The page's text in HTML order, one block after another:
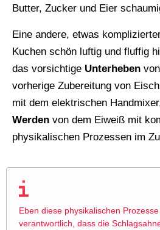
Butter, Zucker und Eier
Eine andere, etwas
Kuchen schön luftig und fluffig
das vorsichtige Unterheben von
vorherige Zubereitung von
mit dem elektrischen
Werden von dem Eiweiß mit
physikalischen Prozessen im
Eben diese physikalischen
verantwortlich, dass die